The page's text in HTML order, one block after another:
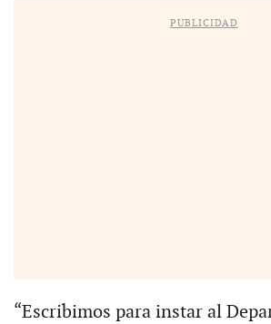
PUBLICIDAD
“Escribimos para instar al